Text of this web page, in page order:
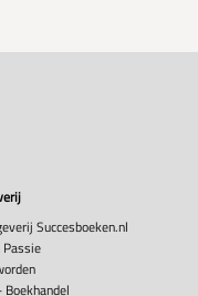
Succesboeken.nl